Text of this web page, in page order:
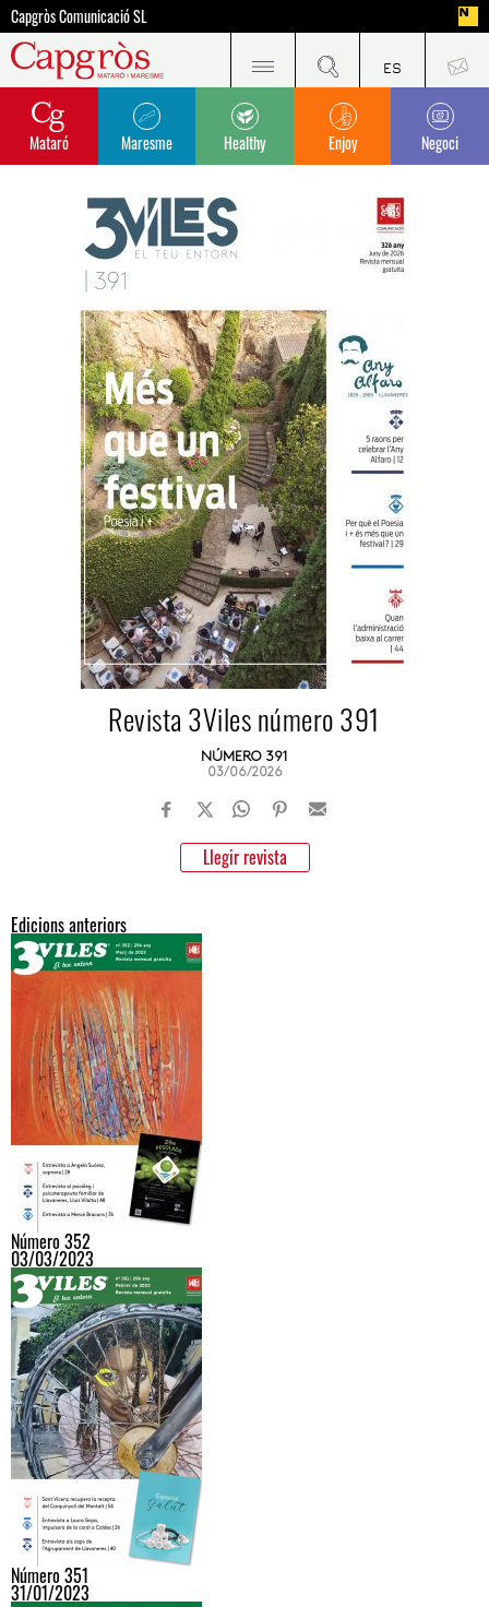
Capgròs Comunicació SL
Mataró Maresme Healthy Enjoy Negoci
Revista 3Viles número 391
NÚMERO 391
03/06/2026
Llegir revista
Edicions anteriors
Número 352
03/03/2023
Número 351
31/01/2023